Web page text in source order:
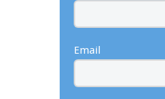
Email